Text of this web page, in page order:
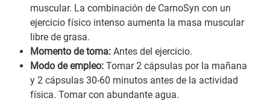
muscular. La combinación de CarnoSyn con un
ejercicio físico intenso aumenta la masa muscular
libre de grasa.
Momento de toma: Antes del ejercicio.
Modo de empleo: Tomar 2 cápsulas por la mañana
y 2 cápsulas 30-60 minutos antes de la actividad
física. Tomar con abundante agua.